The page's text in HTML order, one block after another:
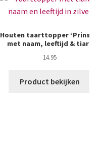
Houten taarttopper ‘Prinses’
met naam, leeftijd & tiara
14.95
Product bekijken